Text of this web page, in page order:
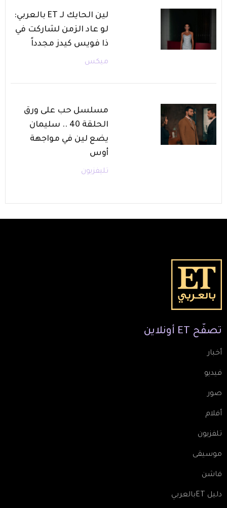
لين الحايك لـ ET بالعربي:
لو عاد الزمن لشاركت في
ذا فويس كيدز مجدداً
ميكس
مسلسل حب على ورق
الحلقة 40 .. سليمان
يضع لين في مواجهة
أوس
تليفزيون
تصفّح ET أونلاين
أخبار
فيديو
صور
أفلام
تلفزيون
موسيقى
فاشن
دليل ETبالعربي